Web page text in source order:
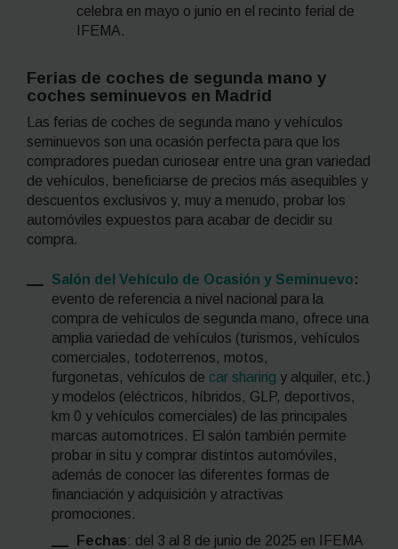
celebra en mayo o junio en el recinto ferial de
IFEMA.
Ferias de coches de segunda mano y
coches seminuevos en Madrid
Las ferias de coches de segunda mano y vehículos
seminuevos son una ocasión perfecta para que los
compradores puedan curiosear entre una gran variedad
de vehículos, beneficiarse de precios más asequibles y
descuentos exclusivos y, muy a menudo, probar los
automóviles expuestos para acabar de decidir su
compra.
Salón del Vehículo de Ocasión y Seminuevo:
evento de referencia a nivel nacional para la
compra de vehículos de segunda mano, ofrece una
amplia variedad de vehículos (turismos, vehículos
comerciales, todoterrenos, motos,
furgonetas, vehículos de car sharing y alquiler, etc.)
y modelos (eléctricos, híbridos, GLP, deportivos,
km 0 y vehículos comerciales) de las principales
marcas automotrices. El salón también permite
probar in situ y comprar distintos automóviles,
además de conocer las diferentes formas de
financiación y adquisición y atractivas
promociones.
Fechas: del 3 al 8 de junio de 2025 en IFEMA